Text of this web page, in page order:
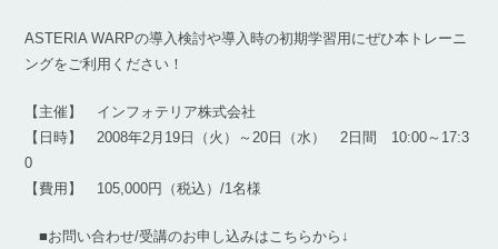
ASTERIA WARPの導入検討や導入時の初期学習用にぜひ本トレーニ
ングをご利用ください！
【主催】 インフォテリア株式会社
【日時】 2008年2月19日（火）～20日（水） 2日間 10:00～17:3
0
【費用】 105,000円（税込）/1名様
■お問い合わせ/受講のお申し込みはこちらから↓